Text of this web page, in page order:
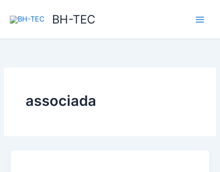
para
conteúdo
BH-TEC
associada